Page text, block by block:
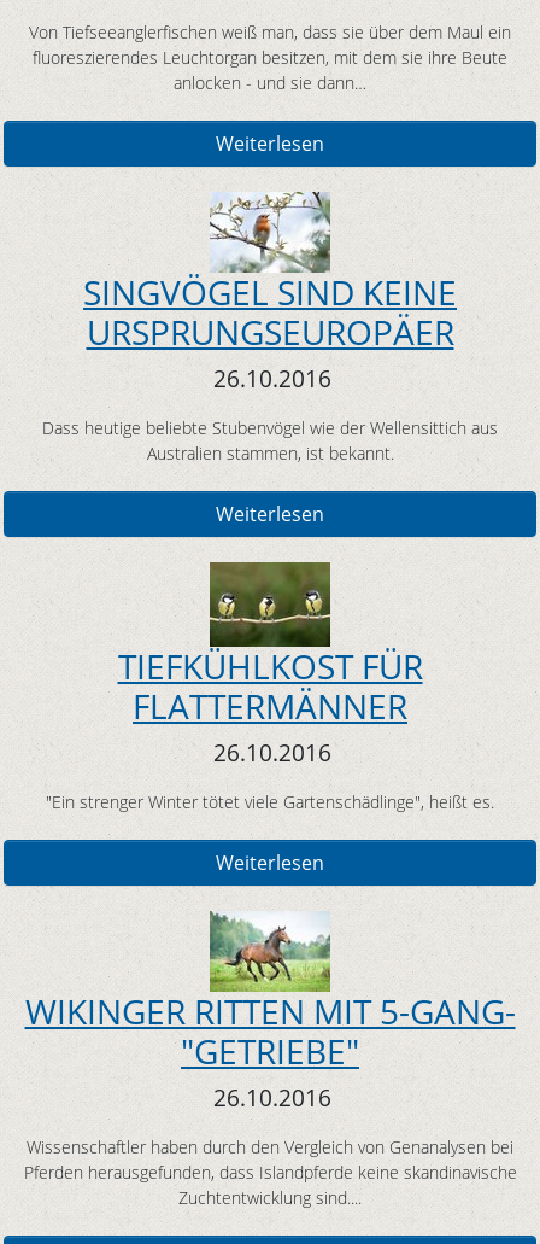
Von Tiefseeanglerfischen weiß man, dass sie über dem Maul ein
fluoreszierendes Leuchtorgan besitzen, mit dem sie ihre Beute
anlocken - und sie dann…
Weiterlesen
SINGVÖGEL SIND KEINE
URSPRUNGSEUROPÄER
26.10.2016
Dass heutige beliebte Stubenvögel wie der Wellensittich aus
Australien stammen, ist bekannt.
Weiterlesen
TIEFKÜHLKOST FÜR
FLATTERMÄNNER
26.10.2016
"Ein strenger Winter tötet viele Gartenschädlinge", heißt es.
Weiterlesen
WIKINGER RITTEN MIT 5-GANG-
"GETRIEBE"
26.10.2016
Wissenschaftler haben durch den Vergleich von Genanalysen bei
Pferden herausgefunden, dass Islandpferde keine skandinavische
Zuchtentwicklung sind....